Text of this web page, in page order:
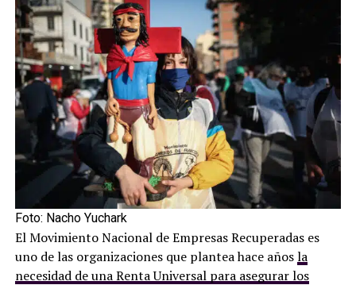
Foto: Nacho Yuchark
El Movimiento Nacional de Empresas Recuperadas es
uno de las organizaciones que plantea hace añosla
necesidad de una Renta Universal para asegurar los